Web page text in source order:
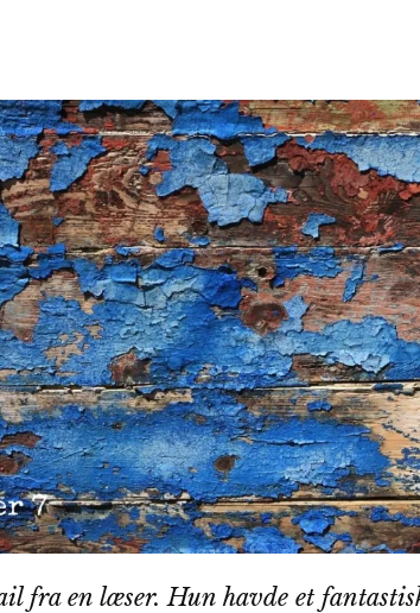
fra en læser. Hun havde et